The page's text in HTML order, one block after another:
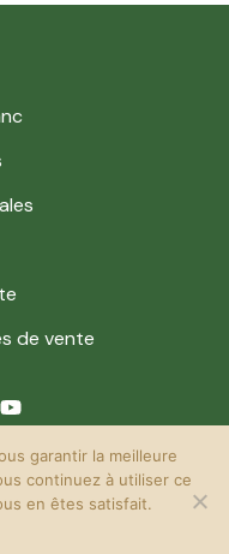
de vente
by Crochet Blanc.
garantir la meilleure
continuez à utiliser ce
en êtes satisfait.